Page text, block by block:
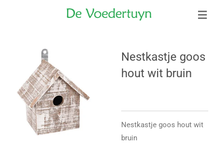
hoofdinhoud
Nestkastje goos
hout wit bruin
Nestkastje goos hout wit
bruin